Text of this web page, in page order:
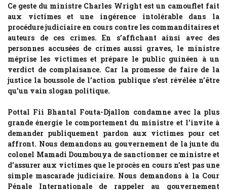
Ce geste du ministre Charles Wright est un camouflet fait
aux victimes et une ingérence intolérable dans la
procédure judiciaire en cours contre les commanditaires et
auteurs de ces crimes. En s’affichant ainsi avec des
personnes accusées de crimes aussi graves, le ministre
méprise les victimes et prépare le public guinéen à un
verdict de complaisance. Car la promesse de faire de la
justice la boussole de l’action publique s’est révélée n’être
qu’un vain slogan politique.
Pottal Fii Bhantal Fouta-Djallon condamne avec la plus
grande énergie le comportement du ministre et l’invite à
demander publiquement pardon aux victimes pour cet
affront. Nous demandons au gouvernement de la junte du
colonel Mamadi Doumbouya de sanctionner ce ministre et
d’assurer aux victimes que le procès en cours n’est pas une
simple mascarade judiciaire. Nous demandons à la Cour
Pénale Internationale de rappeler au gouvernement